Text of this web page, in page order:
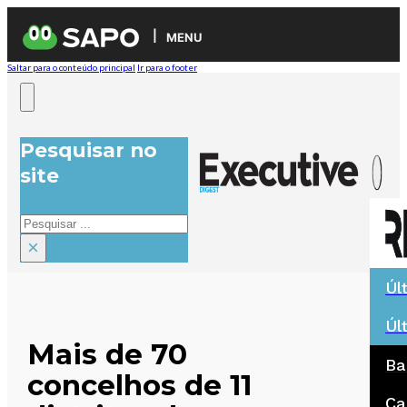
MENU
Saltar para o conteúdo principal Ir para o footer
Pesquisar no
site
Pesquisar
×
Mais de 70
concelhos de 11